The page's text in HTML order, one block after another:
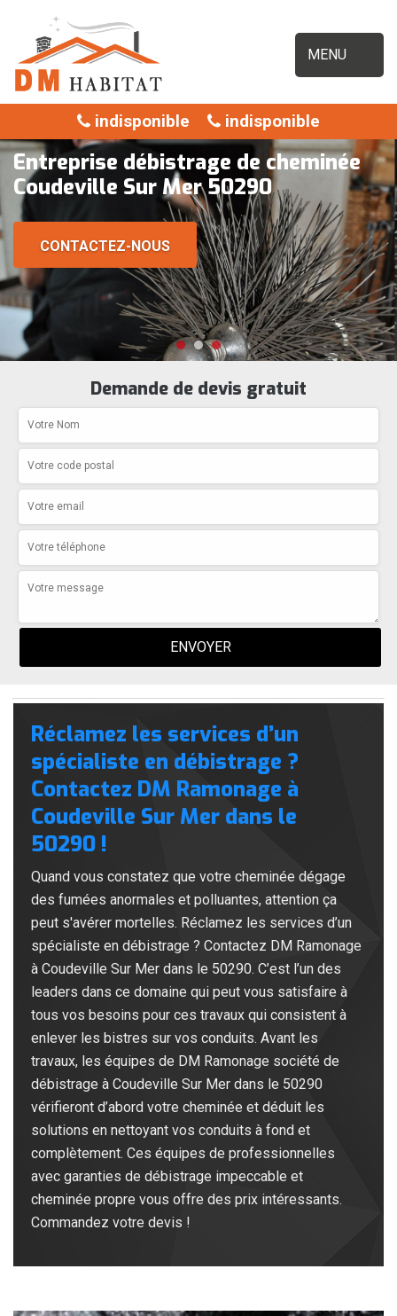
MENU
indisponible indisponible
Entreprise débistrage de cheminée
Coudeville Sur Mer 50290
CONTACTEZ-NOUS
Demande de devis gratuit
Réclamez les services d’un
spécialiste en débistrage ?
Contactez DM Ramonage à
Coudeville Sur Mer dans le
50290 !
Quand vous constatez que votre cheminée dégage
des fumées anormales et polluantes, attention ça
peut s'avérer mortelles. Réclamez les services d’un
spécialiste en débistrage ? Contactez DM Ramonage
à Coudeville Sur Mer dans le 50290. C’est l’un des
leaders dans ce domaine qui peut vous satisfaire à
tous vos besoins pour ces travaux qui consistent à
enlever les bistres sur vos conduits. Avant les
travaux, les équipes de DM Ramonage société de
débistrage à Coudeville Sur Mer dans le 50290
vérifieront d’abord votre cheminée et déduit les
solutions en nettoyant vos conduits à fond et
complètement. Ces équipes de professionnelles
avec garanties de débistrage impeccable et
cheminée propre vous offre des prix intéressants.
Commandez votre devis !